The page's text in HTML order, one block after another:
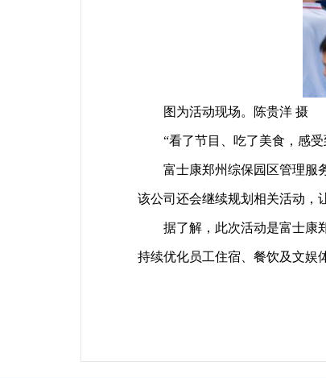
图为活动现场。陈贵洋 摄
“看了节目、吃了美食，感受
富士康郑州综保园区管理服务
该公司还会继续规划相关活动，
据了解，此次活动是富士康郑
持续优化员工住宿、餐饮及文娱